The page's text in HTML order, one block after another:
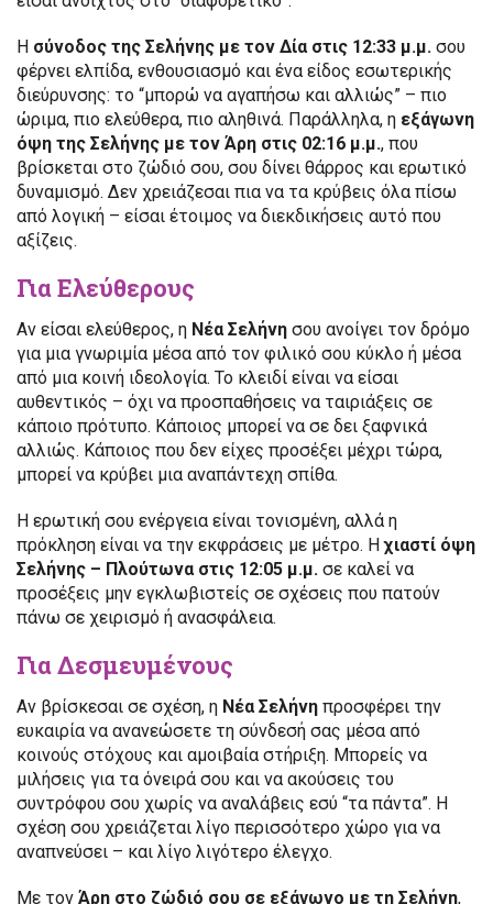
Η σύνοδος της Σελήνης με τον Δία στις 12:33 μ.μ. σου
φέρνει ελπίδα, ενθουσιασμό και ένα είδος εσωτερικής
διεύρυνσης: το “μπορώ να αγαπήσω και αλλιώς” – πιο
ώριμα, πιο ελεύθερα, πιο αληθινά. Παράλληλα, η εξάγωνη
όψη της Σελήνης με τον Άρη στις 02:16 μ.μ., που
βρίσκεται στο ζώδιό σου, σου δίνει θάρρος και ερωτικό
δυναμισμό. Δεν χρειάζεσαι πια να τα κρύβεις όλα πίσω
από λογική – είσαι έτοιμος να διεκδικήσεις αυτό που
αξίζεις.
Για Ελεύθερους
Αν είσαι ελεύθερος, η Νέα Σελήνη σου ανοίγει τον δρόμο
για μια γνωριμία μέσα από τον φιλικό σου κύκλο ή μέσα
από μια κοινή ιδεολογία. Το κλειδί είναι να είσαι
αυθεντικός – όχι να προσπαθήσεις να ταιριάξεις σε
κάποιο πρότυπο. Κάποιος μπορεί να σε δει ξαφνικά
αλλιώς. Κάποιος που δεν είχες προσέξει μέχρι τώρα,
μπορεί να κρύβει μια αναπάντεχη σπίθα.
Η ερωτική σου ενέργεια είναι τονισμένη, αλλά η
πρόκληση είναι να την εκφράσεις με μέτρο. Ηχιαστί όψη
Σελήνης – Πλούτωνα στις 12:05 μ.μ. σε καλεί να
προσέξεις μην εγκλωβιστείς σε σχέσεις που πατούν
πάνω σε χειρισμό ή ανασφάλεια.
Για Δεσμευμένους
Αν βρίσκεσαι σε σχέση, η Νέα Σελήνη προσφέρει την
ευκαιρία να ανανεώσετε τη σύνδεσή σας μέσα από
κοινούς στόχους και αμοιβαία στήριξη. Μπορείς να
μιλήσεις για τα όνειρά σου και να ακούσεις του
συντρόφου σου χωρίς να αναλάβεις εσύ “τα πάντα”. Η
σχέση σου χρειάζεται λίγο περισσότερο χώρο για να
αναπνεύσει – και λίγο λιγότερο έλεγχο.
Με τον Άρη στο ζώδιό σου σε εξάγωνο με τη Σελήνη,